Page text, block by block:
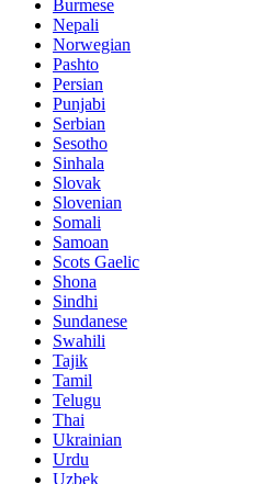
Burmese
Nepali
Norwegian
Pashto
Persian
Punjabi
Serbian
Sesotho
Sinhala
Slovak
Slovenian
Somali
Samoan
Scots Gaelic
Shona
Sindhi
Sundanese
Swahili
Tajik
Tamil
Telugu
Thai
Ukrainian
Urdu
Uzbek